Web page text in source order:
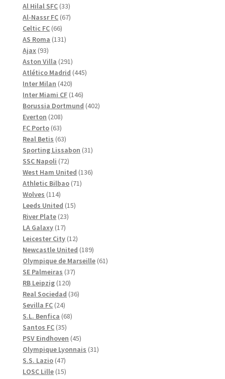
produkter
Al Hilal SFC 3333
produkter
Al-Nassr FC 6767
Celtic FC 6666
produkter
AS Roma 131131
Ajax 9393
produkter
Aston Villa 291291
produkter
Atlético Madrid 445445
Inter Milan 420420
produkter
Inter Miami CF 146146
produkter
Borussia Dortmund 402402
Everton 208208
produkter
FC Porto 6363
produkter
Real Betis 6363
produkter
Sporting Lissabon 3131
SSC Napoli 7272
produkter
West Ham United 136136
Athletic Bilbao 7171
Wolves 114114
produkter
Leeds United 1515
River Plate 2323
LA Galaxy 1717
produkter
Leicester City 1212
produkter
Newcastle United 189189
produkter
Olympique de Marseille 6161
SE Palmeiras 3737
RB Leipzig 120120
produkter
Real Sociedad 3636
Sevilla FC 2424
produkter
S.L. Benfica 6868
Santos FC 3535
produkter
PSV Eindhoven 4545
produkter
Olympique Lyonnais 3131
S.S. Lazio 4747
produkter
LOSC Lille 1515